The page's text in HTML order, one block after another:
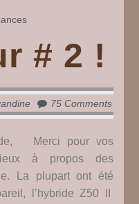
# 2 !
75 Comments
Merci pour vos
à propos des
La plupart ont été
l’hybride Z50 II